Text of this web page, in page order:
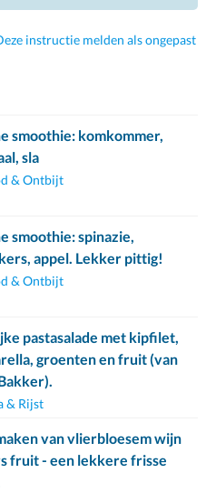
instructie melden als ongepast
smoothie: komkommer,
sla
& Ontbijt
smoothie: spinazie,
appel. Lekker pittig!
& Ontbijt
pastasalade met kipfilet,
groenten en fruit (van
& Rijst
van vlierbloesem wijn
fruit - een lekkere frisse